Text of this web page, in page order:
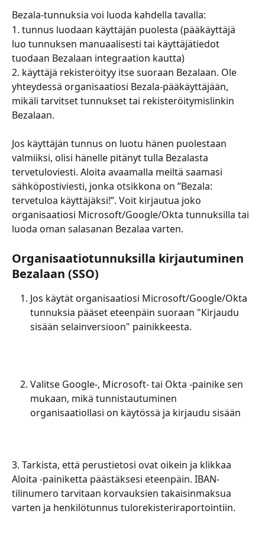
Bezala-tunnuksia voi luoda kahdella tavalla:
1. tunnus luodaan käyttäjän puolesta (pääkäyttäjä
luo tunnuksen manuaalisesti tai käyttäjätiedot
tuodaan Bezalaan integraation kautta)
2. käyttäjä rekisteröityy itse suoraan Bezalaan. Ole
yhteydessä organisaatiosi Bezala-pääkäyttäjään,
mikäli tarvitset tunnukset tai rekisteröitymislinkin
Bezalaan.
Jos käyttäjän tunnus on luotu hänen puolestaan
valmiiksi, olisi hänelle pitänyt tulla Bezalasta
tervetuloviesti. Aloita avaamalla meiltä saamasi
sähköpostiviesti, jonka otsikkona on ”Bezala:
tervetuloa käyttäjäksi!”. Voit kirjautua joko
organisaatiosi Microsoft/Google/Okta tunnuksilla tai
luoda oman salasanan Bezalaa varten.
Organisaatiotunnuksilla kirjautuminen
Bezalaan (SSO)
Jos käytät organisaatiosi Microsoft/Google/Okta
tunnuksia pääset eteenpäin suoraan "Kirjaudu
sisään selainversioon" painikkeesta.
Valitse Google-, Microsoft- tai Okta -painike sen
mukaan, mikä tunnistautuminen
organisaatiollasi on käytössä ja kirjaudu sisään
3. Tarkista, että perustietosi ovat oikein ja klikkaa
Aloita -painiketta päästäksesi eteenpäin. IBAN-
tilinumero tarvitaan korvauksien takaisinmaksua
varten ja henkilötunnus tulorekisteriraportointiin.